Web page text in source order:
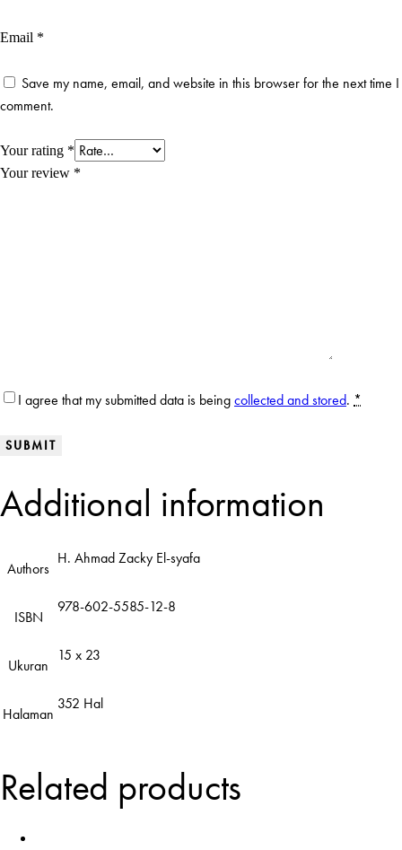
Email *
Save my name, email, and website in this browser for the next time I
comment.
Your rating *
Your review *
I agree that my submitted data is beingcollected and stored. *
Additional information
Authors
H. Ahmad Zacky El-syafa
ISBN
978-602-5585-12-8
Ukuran
15 x 23
Halaman
352 Hal
Related products